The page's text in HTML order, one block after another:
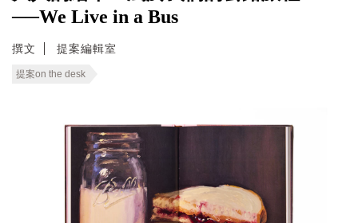
──We Live in a Bus
撰文 提案編輯室
提案on the desk